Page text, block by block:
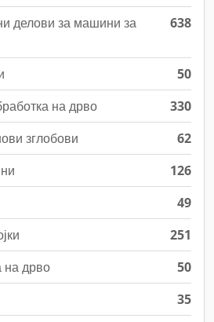
делови за машини за
638
50
на дрво
330
зглобови
62
126
49
251
на дрво
50
35